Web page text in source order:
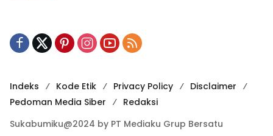
Indeks Kode Etik Privacy Policy
Disclaimer
Pedoman Media Siber
Redaksi
Sukabumiku@2024 by PT Mediaku Grup Bersatu